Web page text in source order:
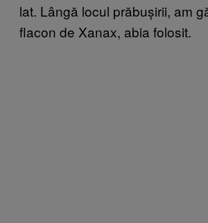
lat. Lângă locul prăbușirii, am
flacon de Xanax, abia folosit.